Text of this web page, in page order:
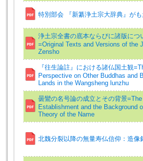
特別部会 『新纂浄土宗大辞典』が
浄土宗全書の底本ならびに諸版につ
=Original Texts and Versions of the
Zensho
『往生論註』における諸仏国土観
Perspective on Other Buddhas and
Lands in the Wangsheng lunzhu
曇鸞の名号論の成立とその背景=The
Establishment and the Background
Theory of the Name
北魏分裂以降の無量寿仏信仰：造像